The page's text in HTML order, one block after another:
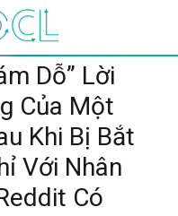
Dỗ” Lời
Của Một
Khi Bị Bắt
Với Nhân
Có